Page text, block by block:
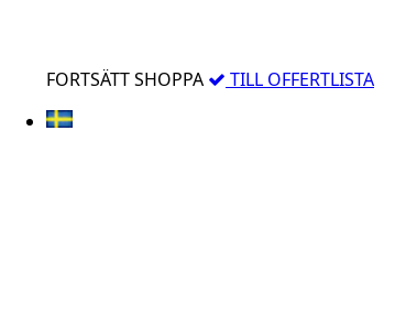
FORTSÄTT SHOPPA TILL OFFERTLISTA